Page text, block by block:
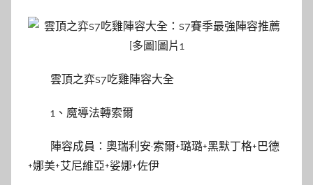
雲頂之弈s7吃雞陣容大全
1、魔導法轉索爾
陣容成員：奧瑞利安·索爾+璐璐+黑默丁格+巴德
+娜美+艾尼維亞+娑娜+佐伊